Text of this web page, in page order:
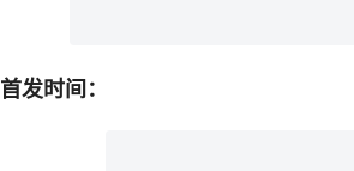
首发时间：